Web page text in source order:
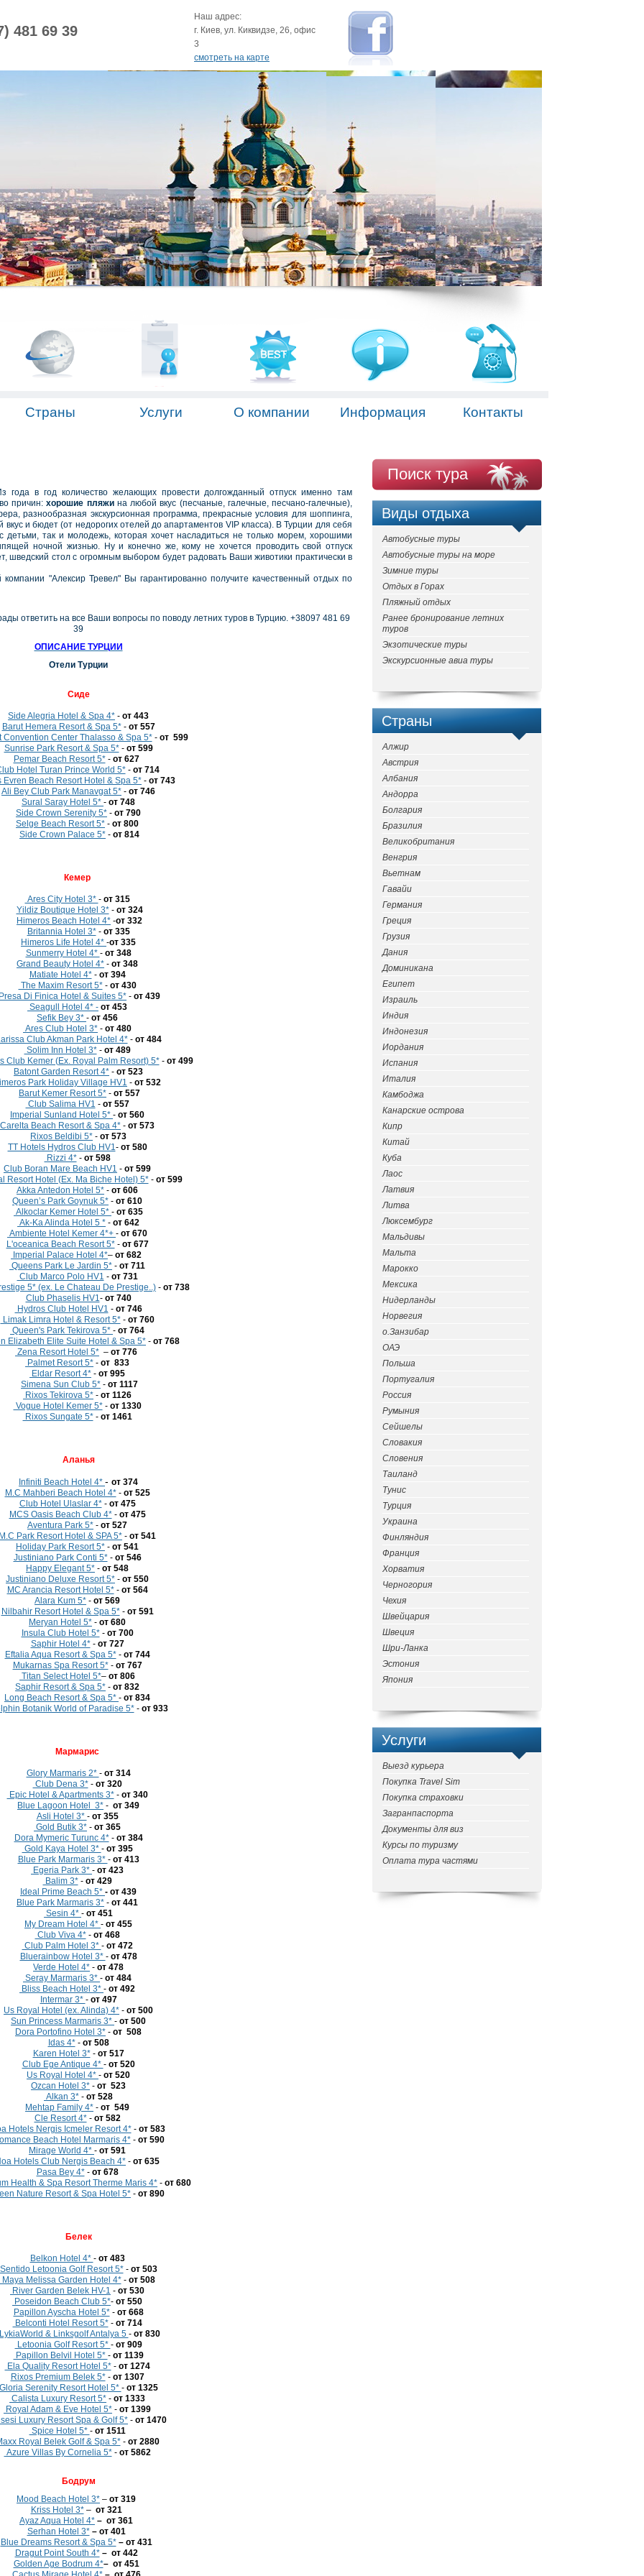
481 69 39
Наш адрес:
г. Киев, ул. Киквидзе, 26, офис
3
смотреть на карте
урочище Кипячее! Стоимость: 300 грн. с чел.
Страны Услуги О компании Информация Контакты
года в год количество желающих провести долгожданный отпуск именно там
причин:хорошие пляжина любой вкус (песчаные, галечные, песчано-галечные),
разнообразная экскурсионная программа, прекрасные условия для шоппинга,
и бюдет (от недорогих отелей до апартаментов VIP класса). В Турции для себя
детьми, так и молодежь, которая хочет насладиться не только морем, хорошими
ночной жизнью. Ну и конечно же, кому не хочется проводить свой отпуск
шведский стол с огромным выбором будет радовать Ваши животики практически в
компании "Алексир Тревел" Вы гарантированно получите качественный отдых по
ответить на все Ваши вопросы по поводу летних туров в Турцию. +38097 481 69
39
ОПИСАНИЕ ТУРЦИИ
Отели Турции
Cиде
Side Alegria Hotel & Spa 4* - от 443
Barut Hemera Resort & Spa 5*- от 557
Convention Center Thalasso & Spa 5*-от 599
Sunrise Park Resort & Spa 5*- от 599
Pemar Beach Resort 5*- от 627
Hotel Turan Prince World 5*- от 714
Evren Beach Resort Hotel & Spa 5* - от 743
Ali Bey Club Park Manavgat 5* - от 746
Sural Saray Hotel 5* - от 748
Side Crown Serenity 5* - от 790
Selge Beach Resort 5* - от 800
Side Crown Palace 5* - от 814
Кемер
Ares City Hotel 3* - от 315
Yildiz Boutique Hotel 3*- от 324
Himeros Beach Hotel 4* -от 332
Britannia Hotel 3*- от 335
Himeros Life Hotel 4* -от 335
Sunmerry Hotel 4* - от 348
Grand Beauty Hotel 4* - от 348
Matiate Hotel 4*- от 394
The Maxim Resort 5*-от 430
Di Finica Hotel & Suites 5* - от 439
Seagull Hotel 4* - от 453
Sefik Bey 3* - от 456
Ares Club Hotel 3* - от 480
Club Akman Park Hotel 4*- от 484
Solim Inn Hotel 3*-от 489
Club Kemer (Ex. Royal Palm Resort) 5*- от 499
Batont Garden Resort 4* - от 523
Park Holiday Village HV1 - от 532
Barut Kemer Resort 5* - от 557
Club Salima HV1 - от 557
Imperial Sunland Hotel 5* - от 560
Carelta Beach Resort & Spa 4* - от 573
Rixos Beldibi 5* - от 573
TT Hotels Hydros Club HV1- от 580
Rizzi 4*- от 598
Club Boran Mare Beach HV1 - от 599
Resort Hotel (Ex. Ma Biche Hotel) 5*-от 599
Akka Antedon Hotel 5* - от 606
Queen’s Park Goynuk 5* - от 610
Alkoclar Kemer Hotel 5* - от 635
Ak-Ka Alinda Нotel 5 * - от 642
Ambiente Hotel Kemer 4*+ - от 670
L'oceanica Beach Resort 5*- от 677
Imperial Palace Hotel 4*– от 682
Queens Park Le Jardin 5* - от 711
Club Marco Polo HV1 - от 731
5* (ех. Le Chateau De Prestige..) - от 738
Club Phaselis HV1- от 740
Hydros Club Hotel HV1 - от 746
Limak Limra Hotel & Resort 5*- от 760
Queen's Park Tekirova 5* - от 764
Elizabeth Elite Suite Hotel & Spa 5* - от 768
Zena Resort Hotel 5* – от 776
Palmet Resort 5* - от 833
Eldar Resort 4* - от 995
Simena Sun Club 5* - от 1117
Rixos Tekirova 5* - от 1126
Vogue Hotel Kemer 5*-от 1330
Rixos Sungate 5*-от 1461
Аланья
Infiniti Beach Hotel 4* - от 374
M.C Mahberi Beach Hotel 4*- от 525
Club Hotel Ulaslar 4*- от 475
MCS Oasis Beach Club 4*- от 475
Aventura Park 5* - от 527
Park Resort Hotel & SPA 5* - от 541
Holiday Park Resort 5* - от 541
Justiniano Park Conti 5*- от 546
Happy Elegant 5* - от 548
Justiniano Deluxe Resort 5* - от 550
MC Arancia Resort Hotel 5*-от 564
Alara Kum 5* - от 569
Nilbahir Resort Hotel & Spa 5*- от 591
Meryan Hotel 5* - от 680
Insula Club Hotel 5*-от 700
Saphir Hotel 4*- от 727
Eftalia Aqua Resort & Spa 5*-от 744
Mukarnas Spa Resort 5*- от 767
Titan Select Hotel 5*– от 806
Saphir Resort & Spa 5* - от 832
Long Beach Resort & Spa 5* - от 834
Botanik World of Paradise 5*- от 933
Мармарис
Glory Marmaris 2* - от 314
Club Dena 3*- от 320
Epic Hotel & Apartments 3*- от 340
Blue Lagoon Hotel 3* - от 349
Asli Hotel 3* - от 355
Gold Butik 3* - от 365
Dora Mymeric Turunc 4*- от 384
Gold Kaya Hotel 3* - от 395
Blue Park Marmaris 3* - от 413
Egeria Park 3* - от 423
Balim 3*- от 429
Ideal Prime Beach 5* - от 439
Blue Park Marmaris 3* - от 441
Sesin 4* - от 451
My Dream Hotel 4* - от 455
Club Viva 4*- от 468
Club Palm Hotel 3* - от 472
Bluerainbow Hotel 3* -от 478
Verde Hotel 4* - от 478
Seray Marmaris 3* - от 484
Bliss Beach Hotel 3* - от 492
Intermar 3* - от 497
Us Royal Hotel (ex. Alinda) 4* - от 500
Sun Princess Marmaris 3* - от 500
Dora Portofino Hotel 3* - от 508
Idas 4*- от 508
Karen Hotel 3*- от 517
Club Ege Antique 4* - от 520
Us Royal Hotel 4* - от 520
Ozcan Hotel 3* - от 523
Alkan 3* - от 528
Mehtap Family 4* - от 549
Cle Resort 4*- от 582
Hotels Nergis Icmeler Resort 4*- от 583
Beach Hotel Marmaris 4*-от 590
Mirage World 4* - от 591
Hotels Club Nergis Beach 4* - от 635
Pasa Bey 4*- от 678
Health & Spa Resort Therme Maris 4* - от 680
Nature Resort & Spa Hotel 5* - от 890
Белек
Belkon Hotel 4* - от 483
Letoonia Golf Resort 5*-от 503
Maya Melissa Garden Hotel 4*-от 508
River Garden Belek HV-1 - от 530
Poseidon Beach Club 5*- от 550
Papillon Ayscha Hotel 5*- от 668
Belconti Hotel Resort 5*- от 714
& Linksgolf Antalya 5 - от 830
Letoonia Golf Resort 5* -от 909
Papillon Belvil Hotel 5* - от 1139
Ela Quality Resort Hotel 5*- от 1274
Rixos Premium Belek 5*- от 1307
Serenity Resort Hotel 5* -от 1325
Calista Luxury Resort 5* - от 1333
Royal Adam & Eve Hotel 5* - от 1399
Luxury Resort Spa & Golf 5* - от 1470
Spice Hotel 5* - от 1511
Royal Belek Golf & Spa 5*- от 2880
Azure Villas By Cornelia 5*- от 5862
Бодрум
Mood Beach Hotel 3* – от 319
Kriss Hotel 3*– от 321
Ayaz Aqua Hotel 4* – от 361
Serhan Hotel 3*– от 401
Blue Dreams Resort & Spa 5*– от 431
Dragut Point South 4*– от 442
Golden Age Bodrum 4*– от 451
Поиск тура
Виды отдыха
Автобусные туры
Автобусные туры на море
Зимние туры
Отдых в Горах
Пляжный отдых
Ранее бронирование летних
туров
Экзотические туры
Экскурсионные авиа туры
Страны
Алжир
Австрия
Албания
Андорра
Болгария
Бразилия
Великобритания
Венгрия
Вьетнам
Гавайи
Германия
Греция
Грузия
Дания
Доминикана
Египет
Израиль
Индия
Индонезия
Иордания
Испания
Италия
Камбоджа
Канарские острова
Кипр
Китай
Куба
Лаос
Латвия
Литва
Люксембург
Мальдивы
Мальта
Марокко
Мексика
Нидерланды
Норвегия
о.Занзибар
ОАЭ
Польша
Португалия
Россия
Румыния
Сейшелы
Словакия
Словения
Таиланд
Тунис
Турция
Украина
Финляндия
Франция
Хорватия
Черногория
Чехия
Швейцария
Швеция
Шри-Ланка
Эстония
Япония
Услуги
Выезд курьера
Покупка Travel Sim
Покупка страховки
Загранпаспорта
Документы для виз
Курсы по туризму
Оплата тура частями